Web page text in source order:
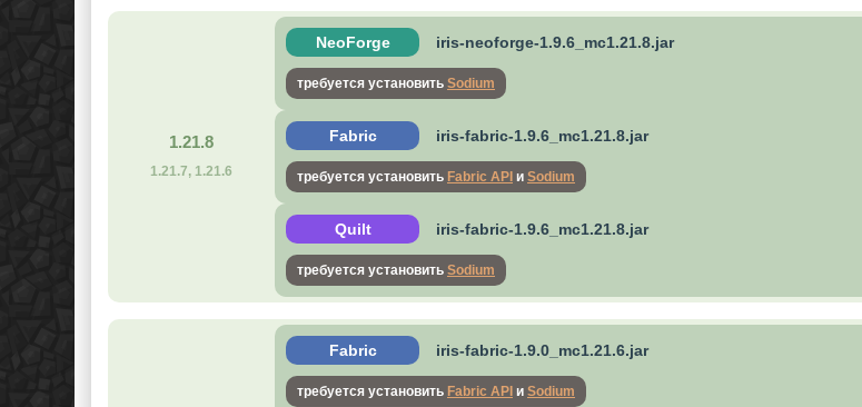
1.21.8
1.21.7, 1.21.6
NeoForge iris-neoforge-1.9.6_mc1.21.8.jar
требуется установить Sodium
Fabric iris-fabric-1.9.6_mc1.21.8.jar
требуется установить Fabric API и Sodium
Quilt iris-fabric-1.9.6_mc1.21.8.jar
требуется установить Sodium
Fabric iris-fabric-1.9.0_mc1.21.6.jar
требуется установить Fabric API и Sodium